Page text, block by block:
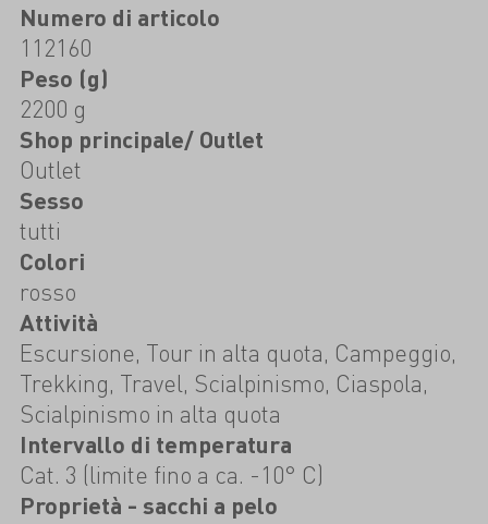
Numero di articolo
112160
Peso (g)
2200 g
Shop principale/ Outlet
Outlet
Sesso
tutti
Colori
rosso
Attività
Escursione, Tour in alta quota, Campeggio,
Trekking, Travel, Scialpinismo, Ciaspola,
Scialpinismo in alta quota
Intervallo di temperatura
Cat. 3 (limite fino a ca. -10° C)
Proprietà - sacchi a pelo